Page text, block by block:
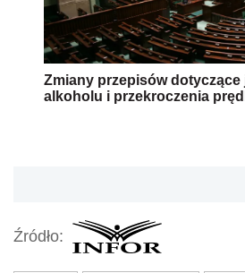
Zmiany przepisów dotyczące
alkoholu i przekroczenia
Źródło: